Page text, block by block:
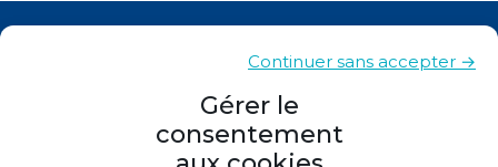
Gérer le
consentement
Continuer sans accepter →